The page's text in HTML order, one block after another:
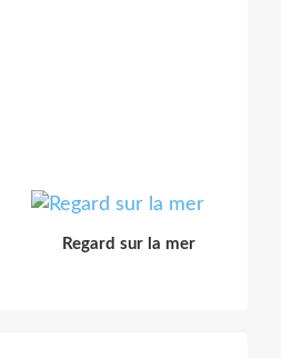
Regard sur la mer